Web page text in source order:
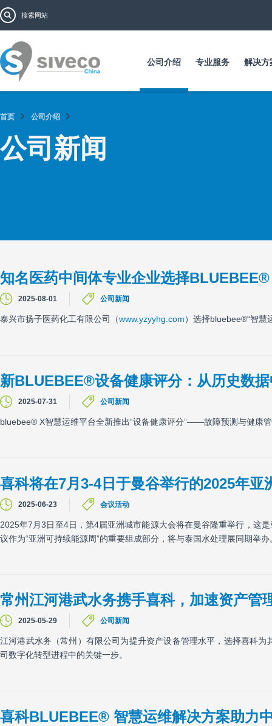
到
要
内
搜索表单
公司介绍 专业服务 解决方
首页 公司介绍
公司新闻
知名医药中间体专业企业选择BLUEBEE®
2025-08-01 公司新闻
泰兴市扬子医药化工有限公司（www.yzyyhg.com）选择bluebee®“智慧
新BLUEBEE®设备健康评分：从历史数
2025-07-31 公司新闻
bluebee® X智慧运维平台全新推出“设备健康评分”——故障预测与健康
喜科将在7月3-4日于曼谷举行的2025年亚
2025-06-23 会议活动
2025年7月3日至4日，第4届亚洲城市能源大会将在曼谷隆重举行，这
议作为“亚洲可持续能源周”的重要组成部分，将与泰国水处理展同期举办
常州江河港武水务携手喜科，加速资产管
2025-05-29 公司新闻
江河港武水务（常州）有限公司为提升资产设备管理水平，选择喜科
司数字化转型进程中的关键一步。
喜科BLUEBEE® 智慧运维解决方案助力
页面